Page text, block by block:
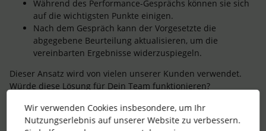
Während des Performance-Gesprächs können sie sich
auf die wichtigsten Punkte einigen.
Nach dem Gespräch kann der Vorgesetzte die
abgegebene Beurteilung aktualisieren, um die
vereinbarten Ergebnisse widerzuspiegeln.
Dieser Ansatz wird von vielen unserer Kunden verwendet.
Würde diese Lösung für Dein Team funktionieren?
Lass mich wissen, wenn Du weitere Fragen hast.
Wir verwenden Cookies insbesondere, um Ihr
Nutzungserlebnis auf unserer Website zu verbessern.